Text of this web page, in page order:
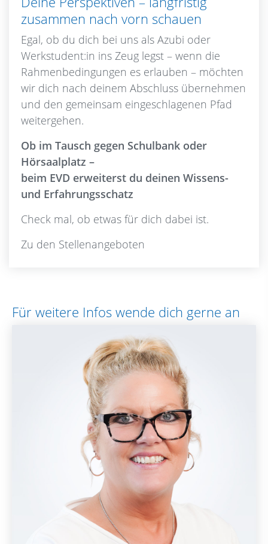
zusammen nach vorn schauen
Egal, ob du dich bei uns als Azubi oder
Werkstudent:in ins Zeug legst – wenn die
Rahmenbedingungen es erlauben – möchten
wir dich nach deinem Abschluss übernehmen
und den gemeinsam eingeschlagenen Pfad
weitergehen.
Ob im Tausch gegen Schulbank oder
Hörsaalplatz –
beim EVD ­erweiterst du deinen Wissens-
und Erfahrungsschatz
Check mal, ob etwas für dich dabei ist.
Zu den Stellenangeboten
Für weitere Infos wende dich gerne an